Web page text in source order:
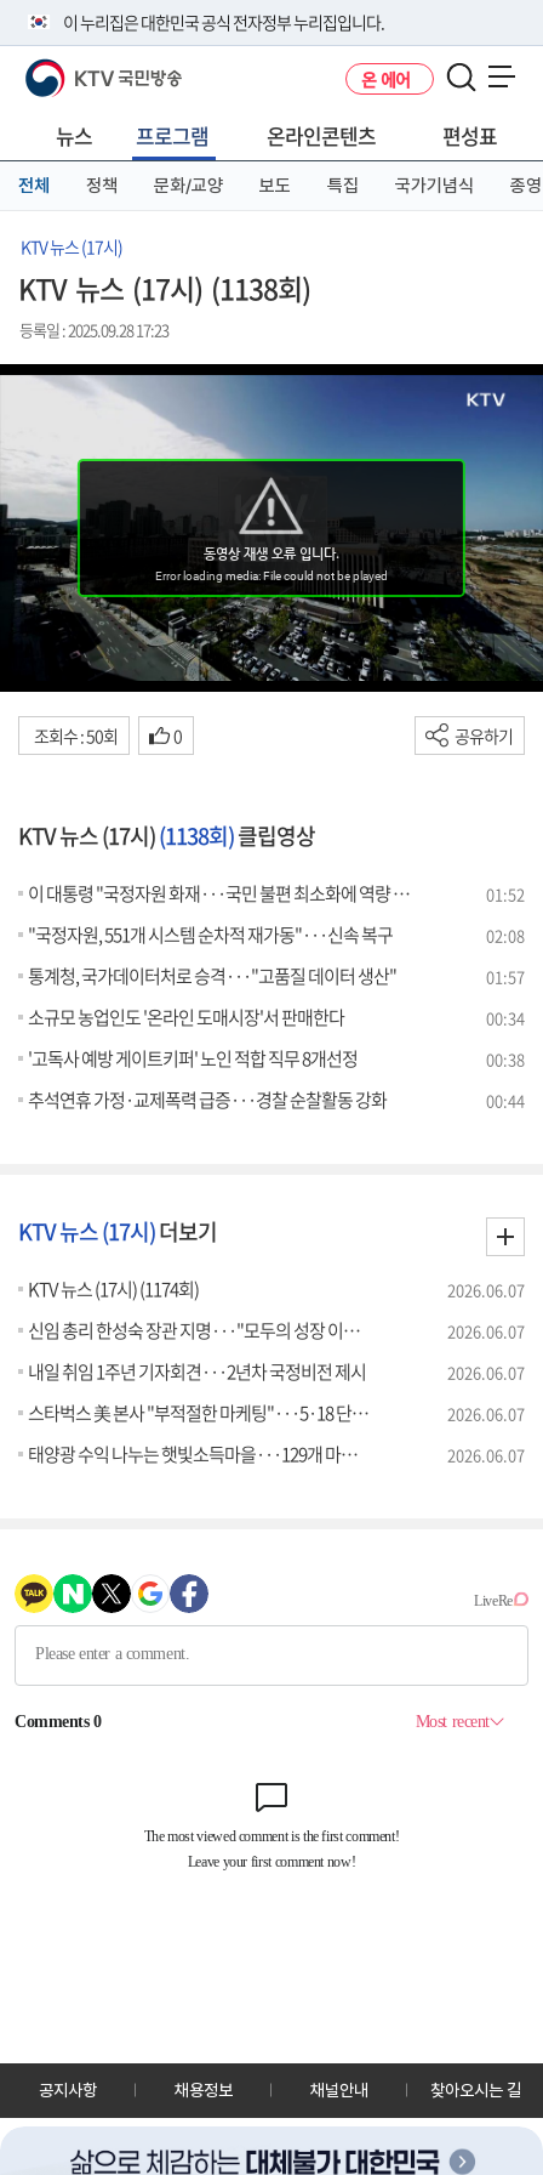
이 누리집은 대한민국 공식 전자정부 누리집입니다.
공식 누리집 주소 확인하기
니다.
이밖에 or.kr 또는 .kr등 다른 도메인 주소를 사용하고 있다면 아래 URL에
서 도메인 주소를 확인해 보세요
KTV 국민방송 온 에어
뉴스 프로그램 온라인콘텐츠 편성표
전체 정책 문화/교양 보도 특집 국가기념식 종영
KTV 뉴스 (17시)
KTV 뉴스 (17시) (1138회)
등록일 : 2025.09.28 17:23
조회수 : 50회 0 공유하기
KTV 뉴스 (17시)(1138회)클립영상
이 대통령 "국정자원 화재···국민 불편 최소화에 역량 집중" 01:52
"국정자원, 551개 시스템 순차적 재가동"···신속 복구 02:08
통계청, 국가데이터처로 승격···"고품질 데이터 생산" 01:57
소규모 농업인도 '온라인 도매시장'서 판매한다 00:34
'고독사 예방 게이트키퍼' 노인 적합 직무 8개선정 00:38
추석연휴 가정·교제폭력 급증···경찰 순찰활동 강화 00:44
KTV 뉴스 (17시)더보기
KTV 뉴스 (17시) (1174회) 2026.06.07
신임 총리 한성숙 장관 지명···"모두의 성장 이끌 적임자" 2026.06.07
내일 취임 1주년 기자회견···2년차 국정비전 제시 2026.06.07
스타벅스 美 본사 "부적절한 마케팅"···5·18 단체에 사과 2026.06.07
태양광 수익 나누는 햇빛소득마을···129개 마을 신청 2026.06.07
공지사항 채용정보 채널안내 찾아오시는 길
30128 세종특별자치시 정부2청사로 13 한국정책방송원 KTV
TEL: 044-204-8000